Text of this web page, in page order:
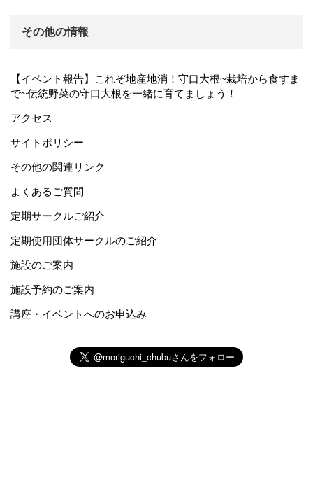
その他の情報
【イベント報告】これぞ地産地消！守口大根~栽培から食すま
で~伝統野菜の守口大根を一緒に育てましょう！
アクセス
サイトポリシー
その他の関連リンク
よくあるご質問
定期サークルご紹介
定期使用団体サークルのご紹介
施設のご案内
施設予約のご案内
講座・イベントへのお申込み